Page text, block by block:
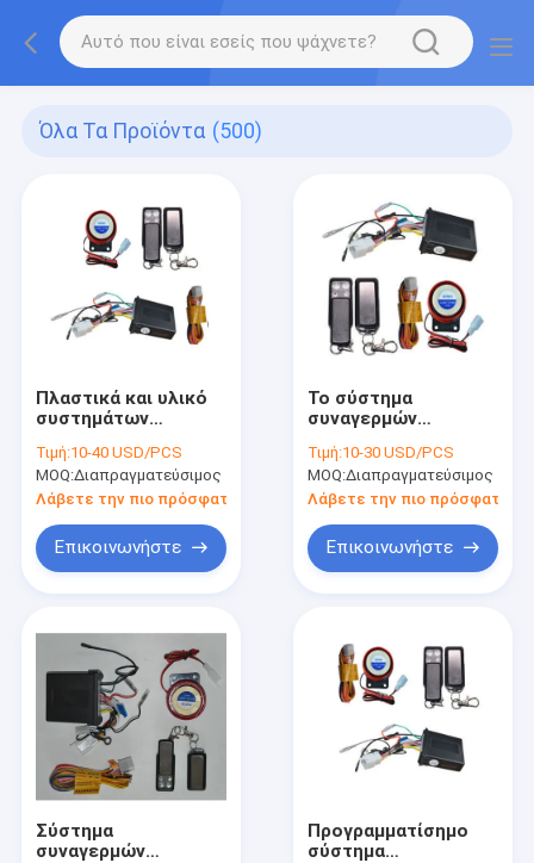
Όλα Τα Προϊόντα (500)
Πλαστικά και υλικό
συστημάτων
ασφάλειας οχημάτων
ομιλίας φωνής
Τιμή:10-40 USD/PCS
MOQ:Διαπραγματεύσιμος
Λάβετε την πιο πρόσφατη τιμή
Επικοινωνήστε
Το σύστημα
συναγερμών
cOem 433MHz
στεγανοποιεί τον
αντικλεπτικό
συναγερμό
μοτοσικλετών IP66
Τιμή:10-30 USD/PCS
MOQ:Διαπραγματεύσιμος
Λάβετε την πιο πρόσφατη
Επικοινωνήστε
Σύστημα
συναγερμών
Προγραμματίσημο
σύστημα